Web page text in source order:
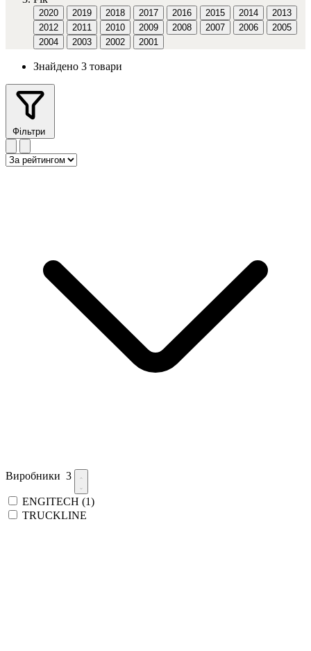
2020 2019 2018 2017 2016 2015 2014
2013
2012
2011 2010 2009 2008 2007 2006
2005
2004
2003 2002 2001
Знайдено 3 товари
Фільтри
Виробники 3
ENGITECH (1)
TRUCKLINE